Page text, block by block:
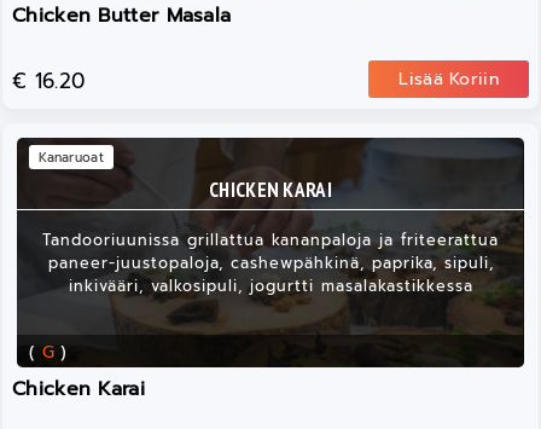
Chicken Butter Masala
€ 16.20 Lisää Koriin
CHICKEN KARAI
Tandooriuunissa grillattua kananpaloja ja friteerattua
paneer-juustopaloja, cashewpähkinä, paprika, sipuli,
inkivääri, valkosipuli, jogurtti masalakastikkessa
( G )
Kanaruoat
Chicken Karai